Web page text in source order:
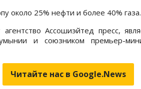
около 25% нефти и более 40% газа.
Ассошиэйтед пресс,
и союзником премьер-
Читайте нас в Google.News